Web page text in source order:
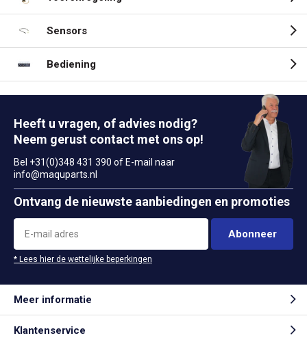
Sensors
Bediening
Heeft u vragen, of advies nodig?
Neem gerust contact met ons op!
Bel +31(0)348 431 390 of E-mail naar
info@maquparts.nl
Ontvang de nieuwste aanbiedingen en promoties
Abonneer
* Lees hier de wettelijke beperkingen
Meer informatie
Klantenservice